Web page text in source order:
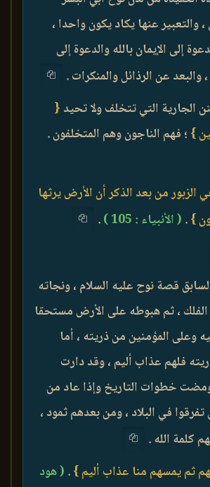
والتعبير عنها يكاد يكون واحدا ،
إلى الإيمان بالله والدعوة إلى
والبعد عن الرذائل والمنكرات .
{
} ؛ فهم الناجون وهم المتخلفون .
الزبور من بعد الذكر أن الأرض يرثها
}
. ( الأنبياء : 105 )
.
قصة نوح عليه السلام ، ونجاته
، ثم هبوطه على الأرض مستحقا
وعلى المؤمنين من ذريته ، أما
فلهم عذاب أليم ، وقد دارت
خطوات التاريخ وإذا عاد من
في البلاد ، ومن بعدهم ثمود ،
كلمة الله .
ثم يمسهم منا عذاب أليم }. ( هود